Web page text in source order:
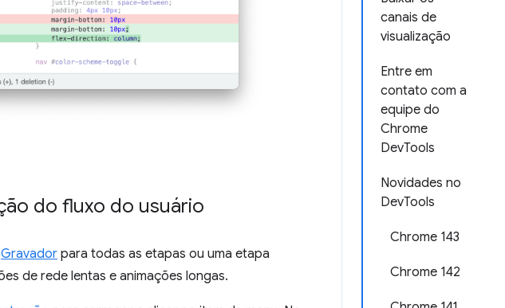
canais de
visualização
Entre em
contato com a
equipe do
Chrome
DevTools
Novidades no
DevTools
Chrome 143
Chrome 142
do fluxo do usuário
Gravador para todas as etapas ou uma etapa
de rede lentas e animações longas.